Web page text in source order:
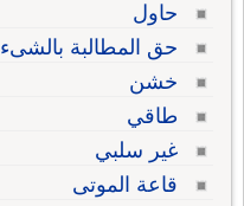
حاول
حق المطالبة بالشىء
خشن
طاقي
غير سلبي
قاعة الموتى